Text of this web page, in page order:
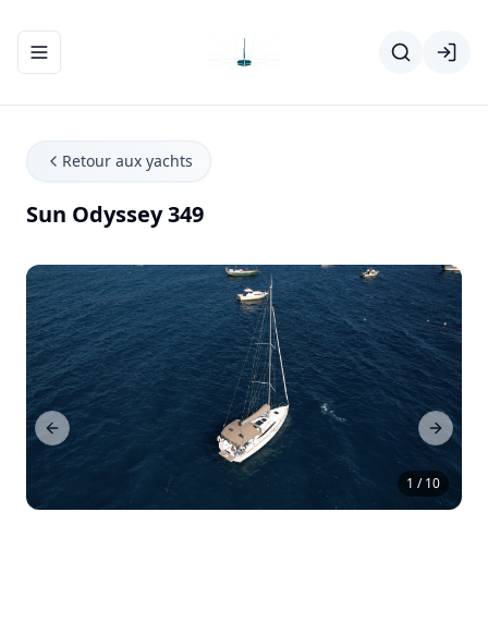
Ouvrir/fermer le menu de navigation
Retour aux yachts
Sun Odyssey 349
1 / 10
Previous Slide Next